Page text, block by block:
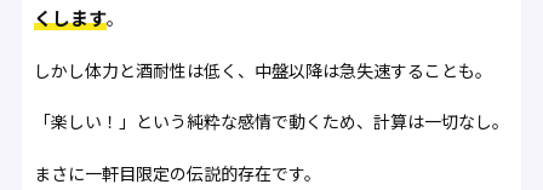
くします。
しかし体力と酒耐性は低く、中盤以降は急失速することも。
「楽しい！」という純粋な感情で動くため、計算は一切なし。
まさに一軒目限定の伝説的存在です。